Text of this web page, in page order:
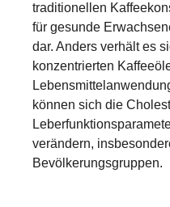
traditionellen
für gesunde
dar. Anders verhält es
konzentrierten
können sich die
verändern,
Bevölkerungsgruppen.